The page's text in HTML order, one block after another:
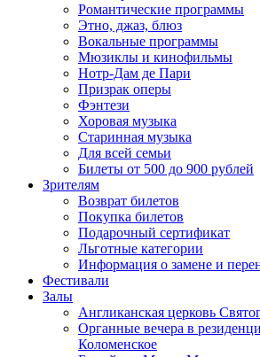
Романтические программы
Этно, джаз, блюз
Вокальные программы
Мюзиклы и кинофильмы
Нотр-Дам де Пари
Призрак оперы
Фэнтези
Хоровая музыка
Старинная музыка
Для всей семьи
Билеты от 500 до 900 рублей
Зрителям
Возврат билетов
Покупка билетов
Подарочный сертификат
Льготные категории
Информация о замене и
Фестивали
Залы
Англиканская церковь
Органные вечера в
Коломенское